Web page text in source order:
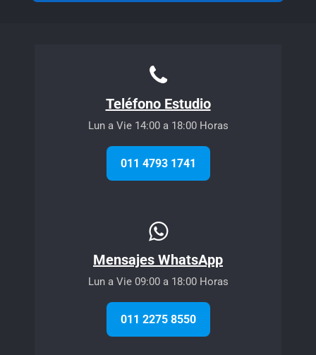
Teléfono Estudio
Lun a Vie 14:00 a 18:00 Horas
011 4793 1741
Mensajes WhatsApp
Lun a Vie 09:00 a 18:00 Horas
011 2275 8550